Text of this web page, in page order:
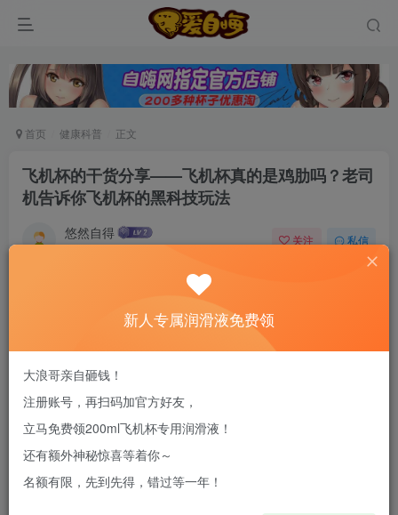
首页 健康科普 正文
飞机杯的干货分享——飞机杯真的是鸡肋吗？老司
机告诉你飞机杯的黑科技玩法
悠然自得
6个月前发布
关注 私信
新老司机速来！注册自嗨网+扫码加好友，即
送200ml润滑液→
作为一个玩杯多年的老司机，经常有朋友在后台私信我：
飞机杯真的比真人还舒服吗？
慢玩、进阶、刺激飞机杯真的有这种区分吗？
新人专属润滑液免费领
大浪哥亲自砸钱！
注册账号，再扫码加官方好友，
立马免费领200ml飞机杯专用润滑液！
还有额外神秘惊喜等着你～
名额有限，先到先得，错过等一年！